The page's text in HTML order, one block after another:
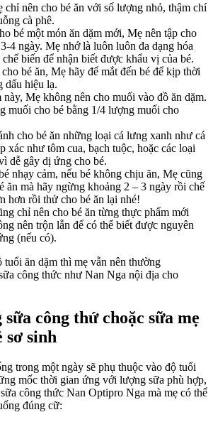
chỉ nên cho bé ăn với số lượng nhỏ, thậm chí
cà phê.
bé một món ăn dặm mới, Mẹ nên tập cho
4 ngày. Mẹ nhớ là luôn luôn đa dạng hóa
biến để nhận biết được khẩu vị của bé.
bé ăn, Mẹ hãy để mắt đến bé để kịp thời
dấu hiệu lạ.
Mẹ không nên cho muối vào đồ ăn dặm.
muối cho bé bằng 1/4 lượng muối cho
cho bé ăn những loại cá lưng xanh như cá
xác như tôm cua, bạch tuộc, hoặc các loại
dễ gây dị ứng cho bé.
nhạy cảm, nếu bé không chịu ăn, Mẹ cũng
ăn mà hãy ngừng khoảng 2 – 3 ngày rồi chế
hơn rồi thử cho bé ăn lại nhé!
chỉ nên cho bé ăn từng thực phẩm mới
nên trộn lẫn để có thể biết được nguyên
(nếu có).
công thứ choặc sữa mẹ
sơ sinh
trong một ngày sẽ phụ thuộc vào độ tuổi
mốc thời gian ứng với lượng sữa phù hợp,
công thức Nan Optipro Nga mà mẹ có thể
đúng cữ: